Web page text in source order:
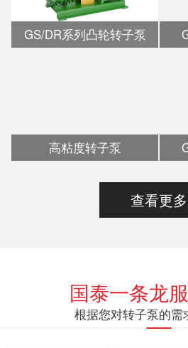
GS/DR系列凸轮转子泵
高粘度转子泵
查看更多
国泰一条龙
根据您对转子泵的需